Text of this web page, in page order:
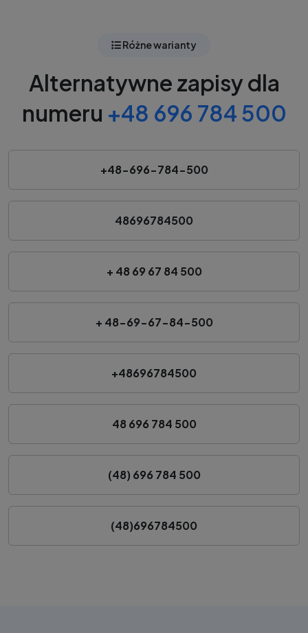
Różne warianty
Alternatywne zapisy dla
numeru +48 696 784 500
+48-696-784-500
48696784500
+ 48 69 67 84 500
+ 48-69-67-84-500
+48696784500
48 696 784 500
(48) 696 784 500
(48)696784500